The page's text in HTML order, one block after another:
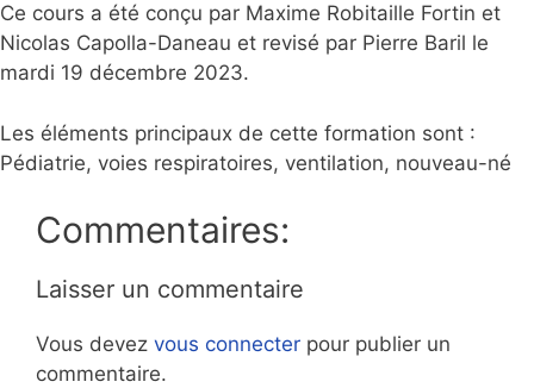
Ce cours a été conçu par Maxime Robitaille Fortin et
Nicolas Capolla-Daneau et revisé par Pierre Baril le
mardi 19 décembre 2023.
Les éléments principaux de cette formation sont :
Pédiatrie, voies respiratoires, ventilation, nouveau-né
Commentaires:
Laisser un commentaire
Vous devez vous connecter pour publier un
commentaire.